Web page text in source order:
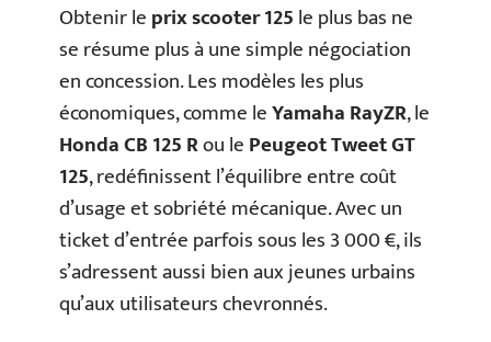
Obtenir leprix scooter 125le plus bas ne
se résume plus à une simple négociation
en concession. Les modèles les plus
économiques, comme leYamaha RayZR, le
Honda CB 125 Rou lePeugeot Tweet GT
125, redéfinissent l’équilibre entre coût
d’usage et sobriété mécanique. Avec un
ticket d’entrée parfois sous les 3 000 €, ils
s’adressent aussi bien aux jeunes urbains
qu’aux utilisateurs chevronnés.